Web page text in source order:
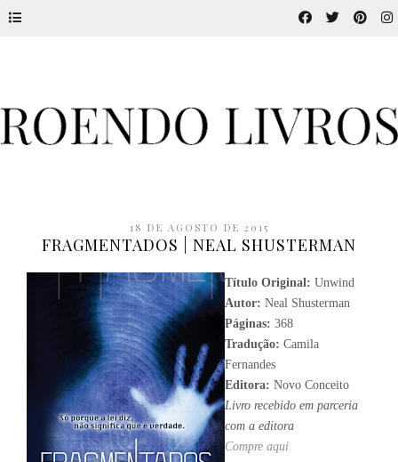
18 DE AGOSTO DE 2015
FRAGMENTADOS | NEAL SHUSTERMAN
Título Original: Unwind
Autor: Neal Shusterman
Páginas: 368
Tradução: Camila
Fernandes
Editora: Novo Conceito
Livro recebido em parceria
com a editora
Compre aqui